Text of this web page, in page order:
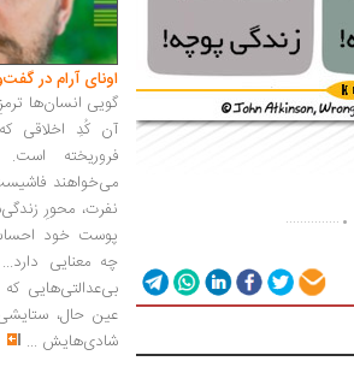
............... .
اونای آرام در
گویی انسان‌ها
آن کُدِ اخلاقی
فروریخته
می‌خواهند
نفرت، محورِ
پوست خود
چه معنایی
بی‌عدالتی‌هایی که
عین حال،
شادی‌هایش ...